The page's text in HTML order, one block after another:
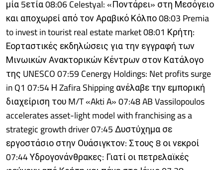
μία 5ετία 08:06 Celestyal: «Ποντάρει» στη Μεσόγειο
και αποχωρεί από τον Αραβικό Κόλπο 08:03 Premia
to invest in tourist real estate market 08:01 Κρήτη:
Εορταστικές εκδηλώσεις για την εγγραφή των
Μινωικών Ανακτορικών Κέντρων στον Κατάλογο
της UNESCO 07:59 Cenergy Holdings: Net profits surge
in Q1 07:54 Η Zafira Shipping ανέλαβε την εμπορική
διαχείριση του M/T «Akti A» 07:48 AB Vassilopoulos
accelerates asset-light model with franchising as a
strategic growth driver 07:45 Δυστύχημα σε
εργοστάσιο στην Ουάσιγκτον: Στους 8 οι νεκροί
07:44 Υδρογονάνθρακες: Γιατί οι πετρελαϊκές